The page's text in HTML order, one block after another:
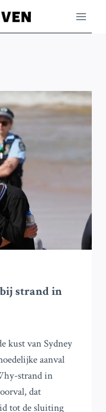
strand in
kust van Sydney
aanval
strand in
dat
tot de sluiting